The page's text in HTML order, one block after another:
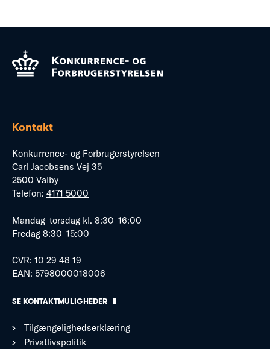
Kontakt
Konkurrence- og Forbrugerstyrelsen
Carl Jacobsens Vej 35
2500 Valby
Telefon: 4171 5000
Mandag–torsdag kl. 8:30–16:00
Fredag 8:30–15:00
CVR: 10 29 48 19
EAN: 5798000018006
SE KONTAKTMULIGHEDER
Tilgængelighedserklæring
Privatlivspolitik